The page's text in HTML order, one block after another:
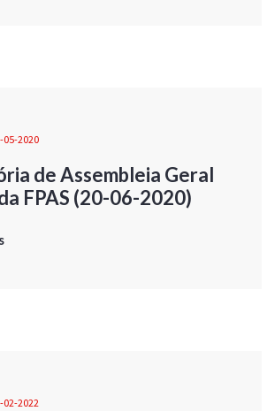
05-2020
de Assembleia Geral
FPAS (20-06-2020)
02-2022